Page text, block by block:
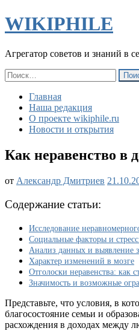
WIKIPHILE
Агрегатор советов и знаний в
Найти:
Главная
Наша редакция
О проекте wikiphile.ru
Новости и открытия
Как неравенство в
от Александр Дмитриев
Содержание статьи:
Исследование
Социальные факторы и
Анализ данных и выявление
Характер изменений в мозге
Отголоски неравенства: как
Значимость и возможные
Представьте, что условия, в
благосостояние семьи и
расхождения в доходах между